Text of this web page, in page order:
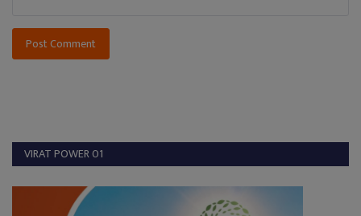
Post Comment
VIRAT POWER 01